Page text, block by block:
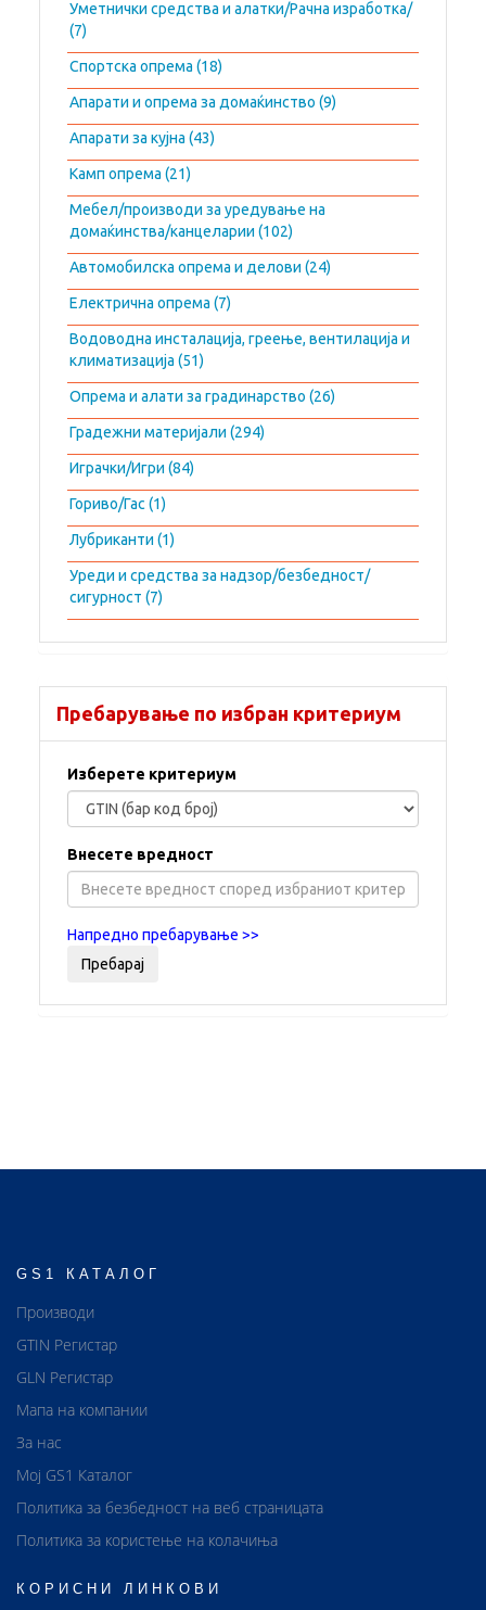
Уметнички средства и алатки/Рачна изработка/
(7)
Спортска опрема (18)
Апарати и опрема за домаќинство (9)
Апарати за кујна (43)
Камп опрема (21)
Мебел/производи за уредување на
домаќинства/канцеларии (102)
Автомобилска опрема и делови (24)
Електрична опрема (7)
Водоводна инсталација, греење, вентилација и
климатизација (51)
Опрема и алати за градинарство (26)
Градежни материјали (294)
Играчки/Игри (84)
Гориво/Гас (1)
Лубриканти (1)
Уреди и средства за надзор/безбедност/
сигурност (7)
Пребарување по избран критериум
Изберете критериум
Внесете вредност
Напредно пребарување >>
GS1 КАТАЛОГ
Производи
GTIN Регистар
GLN Регистар
Мапа на компании
За нас
Мој GS1 Каталог
Политика за безбедност на веб страницата
Политика за користење на колачиња
КОРИСНИ ЛИНКОВИ